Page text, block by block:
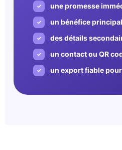
une promesse
un bénéfice principal
des détails
un contact ou QR
un export fiable